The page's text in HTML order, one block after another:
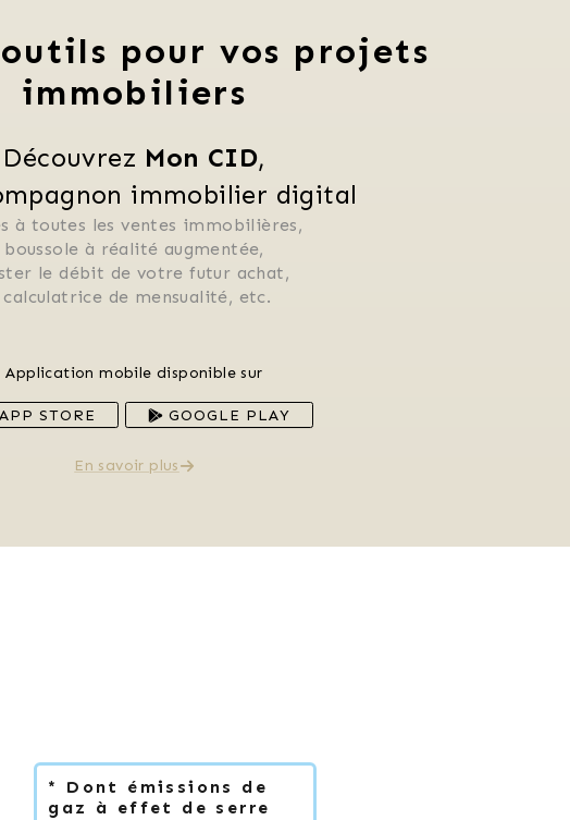
outils pour vos projets
immobiliers
Découvrez Mon CID,
immobilier digital
à toutes les ventes immobilières,
boussole à réalité augmentée,
le débit de votre futur achat,
calculatrice de mensualité, etc.
Application mobile disponible sur
APP STORE GOOGLE PLAY
En savoir plus
* Dont émissions de
gaz à effet de serre